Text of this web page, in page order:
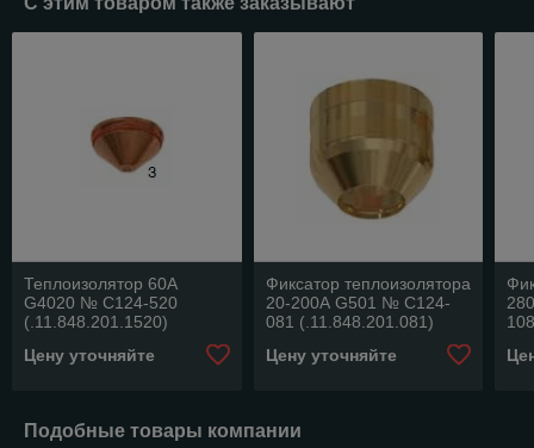
Теплоизолятор 60А
G4020 № C124-520
(.11.848.201.1520)
Цену уточняйте
Фиксатор теплоизолятора
20-200А G501 № C124-
081 (.11.848.201.081)
Цену уточняйте
Подобные товары компании